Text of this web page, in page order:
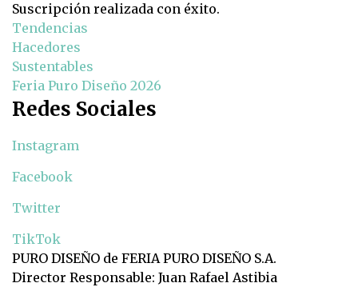
Suscripción realizada con éxito.
Tendencias
Hacedores
Sustentables
Feria Puro Diseño 2026
Redes Sociales
Instagram
Facebook
Twitter
TikTok
PURO DISEÑO de FERIA PURO DISEÑO S.A.
Director Responsable: Juan Rafael Astibia